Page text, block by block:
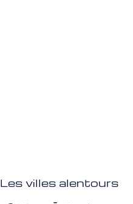
Les villes alentours